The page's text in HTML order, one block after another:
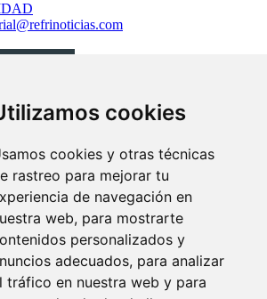
cookies
cookies y otras técnicas
rastreo para mejorar tu
de navegación en
web, para mostrarte
personalizados y
adecuados, para analizar
tráfico en nuestra web y para
Col. Reforma Iztaccihuatl Norte C.P. 08810
DE MEXICO (+52) 555 740 4476, 555 740